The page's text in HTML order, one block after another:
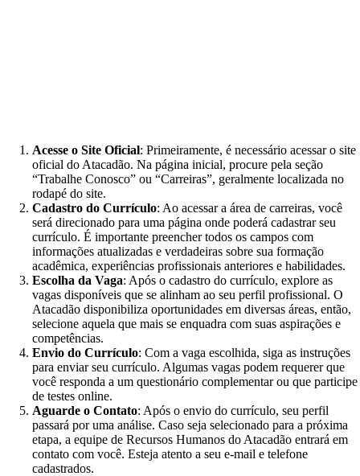
Acesse o Site Oficial: Primeiramente, é necessário acessar o site
oficial do Atacadão. Na página inicial, procure pela seção
“Trabalhe Conosco” ou “Carreiras”, geralmente localizada no
rodapé do site.
Cadastro do Currículo: Ao acessar a área de carreiras, você
será direcionado para uma página onde poderá cadastrar seu
currículo. É importante preencher todos os campos com
informações atualizadas e verdadeiras sobre sua formação
acadêmica, experiências profissionais anteriores e habilidades.
Escolha da Vaga: Após o cadastro do currículo, explore as
vagas disponíveis que se alinham ao seu perfil profissional. O
Atacadão disponibiliza oportunidades em diversas áreas, então,
selecione aquela que mais se enquadra com suas aspirações e
competências.
Envio do Currículo: Com a vaga escolhida, siga as instruções
para enviar seu currículo. Algumas vagas podem requerer que
você responda a um questionário complementar ou que participe
de testes online.
Aguarde o Contato: Após o envio do currículo, seu perfil
passará por uma análise. Caso seja selecionado para a próxima
etapa, a equipe de Recursos Humanos do Atacadão entrará em
contato com você. Esteja atento a seu e-mail e telefone
cadastrados.